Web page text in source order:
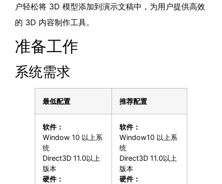
户轻松将 3D 模型添加到演示文稿中，为用户提供高效
的 3D 内容制作工具。
准备工作
系统需求
最低配置 推荐配置
软件：
Window 10 以上系
统
Direct3D 11.0以上
版本
硬件：
软件：
Window10 以上系
统
Direct3D 11.0以上
版本
硬件：